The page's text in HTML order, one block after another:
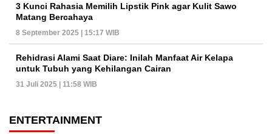
3 Kunci Rahasia Memilih Lipstik Pink agar Kulit Sawo
Matang Bercahaya
8 September 2025 | 15:17 WIB
Rehidrasi Alami Saat Diare: Inilah Manfaat Air Kelapa
untuk Tubuh yang Kehilangan Cairan
31 Juli 2025 | 11:58 WIB
ENTERTAINMENT